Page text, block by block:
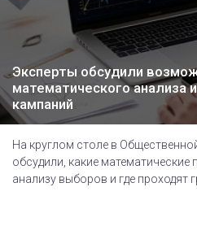
Эксперты обсудили
математического анализа
кампаний
На круглом столе в
обсудили, какие
анализу выборов и где проходят